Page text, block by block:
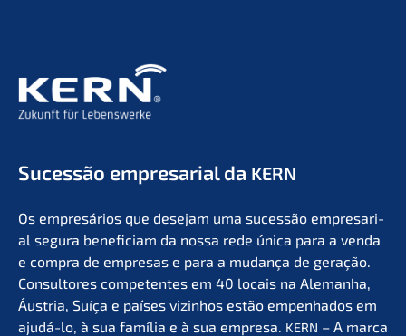
Suces­são empre­sa­ri­al da KERN
Os empresá­ri­os que desejam uma suces­são empre­sa­ri­
al segura benefi­ci­am da nossa rede única para a venda
e compra de empre­sas e para a mudan­ça de geração.
Consul­to­res compe­ten­tes em 40 locais na Aleman­ha,
Áustria, Suíça e países vizin­hos estão empen­ha­dos em
ajudá-lo, à sua família e à sua empre­sa. KERN – A marca